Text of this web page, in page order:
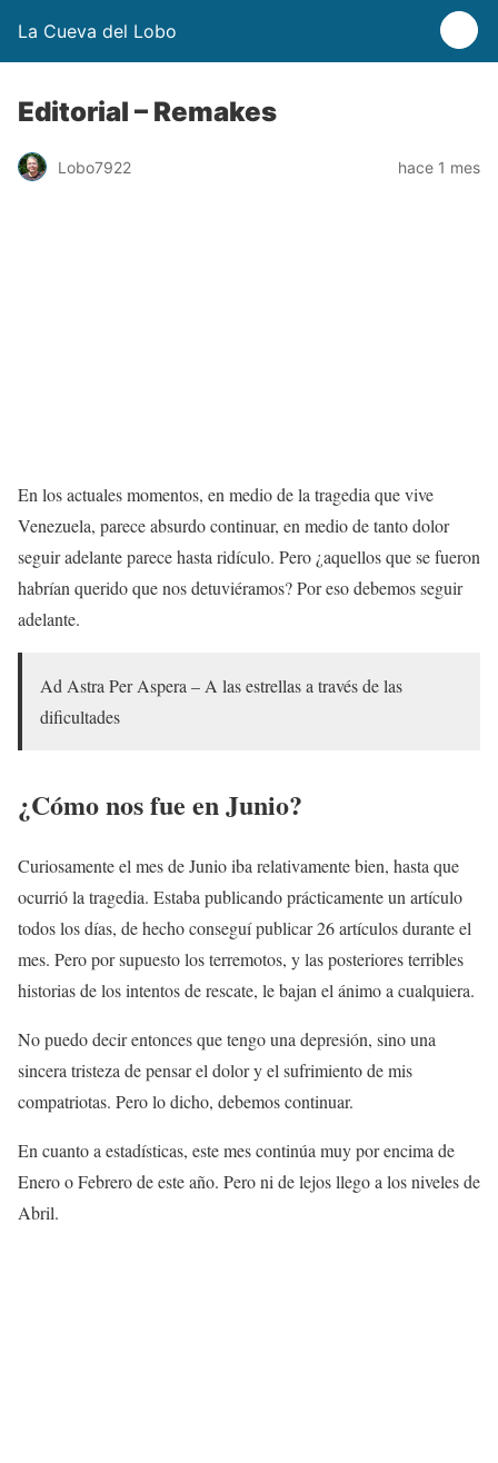
La Cueva del Lobo
Editorial – Remakes
Lobo7922 hace 1 mes
En los actuales momentos, en medio de la tragedia que vive
Venezuela, parece absurdo continuar, en medio de tanto dolor
seguir adelante parece hasta ridículo. Pero ¿aquellos que se fueron
habrían querido que nos detuviéramos? Por eso debemos seguir
adelante.
Ad Astra Per Aspera – A las estrellas a través de las
dificultades
¿Cómo nos fue en Junio?
Curiosamente el mes de Junio iba relativamente bien, hasta que
ocurrió la tragedia. Estaba publicando prácticamente un artículo
todos los días, de hecho conseguí publicar 26 artículos durante el
mes. Pero por supuesto los terremotos, y las posteriores terribles
historias de los intentos de rescate, le bajan el ánimo a cualquiera.
No puedo decir entonces que tengo una depresión, sino una
sincera tristeza de pensar el dolor y el sufrimiento de mis
compatriotas. Pero lo dicho, debemos continuar.
En cuanto a estadísticas, este mes continúa muy por encima de
Enero o Febrero de este año. Pero ni de lejos llego a los niveles de
Abril.